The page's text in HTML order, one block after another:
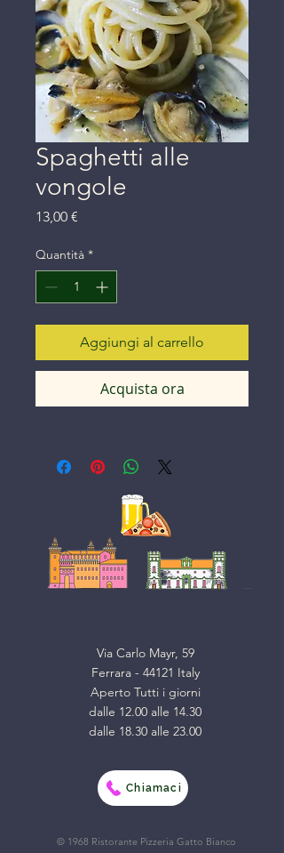
Spaghetti alle
vongole
13,00 €
Quantità *
Aggiungi al carrello
Acquista ora
Via Carlo Mayr, 59
Ferrara - 44121 Italy
Aperto Tutti i giorni
dalle 12.00 alle 14.30
dalle 18.30 alle 23.00
Chiamaci
© 1968 Ristorante Pizzeria Gatto Bianco